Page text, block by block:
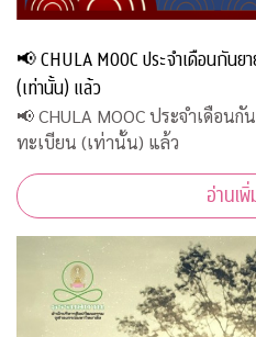
📢 CHULA MOOC ประจำเดือนกัน
(เท่านั้น) แล้ว
📢 CHULA MOOC ประจำเดือน
ทะเบียน (เท่านั้น) แล้ว
อ่านเพิ่